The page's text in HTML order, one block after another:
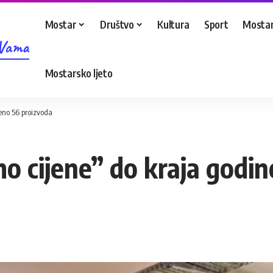
Mostar Društvo Kultura Sport
Mostarsko ljeto
56 proizvoda
cijene” do kraja